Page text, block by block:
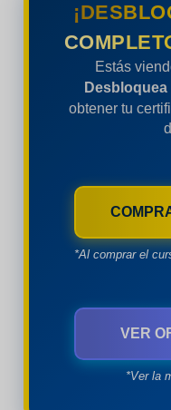
Estás
obtener tu
*Al comprar el
VER
*Ver la